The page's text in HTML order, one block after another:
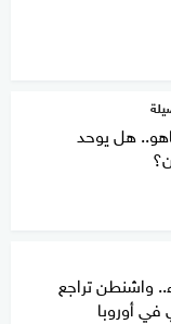
هل يوحد
واشنطن تراجع
أوروبا